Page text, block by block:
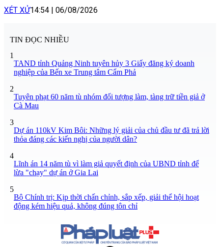
XÉT XỬ14:54 06/08/2026
TIN ĐỌC NHIỀU
1
TAND tỉnh Quảng Ninh tuyên hủy 3 Giấy đăng ký doanh
nghiệp của Bến xe Trung tâm Cẩm Phả
2
Tuyên phạt 60 năm tù nhóm đối tượng làm, tàng trữ tiền giả ở
Cà Mau
3
Dự án 110kV Kim Bôi: Những lý giải của chủ đầu tư đã trả lời
thỏa đáng các kiến nghị của người dân?
4
Lĩnh án 14 năm tù vì làm giả quyết định của UBND tỉnh để
lừa "chạy" dự án ở Gia Lai
5
Bộ Chính trị: Kịp thời chấn chỉnh, sắp xếp, giải thể hội hoạt
động kém hiệu quả, không đúng tôn chỉ